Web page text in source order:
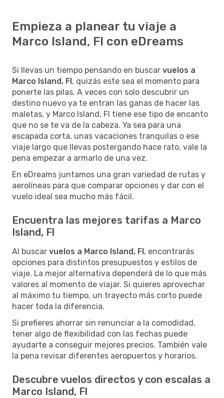
Empieza a planear tu viaje a
Marco Island, Fl con eDreams
Si llevas un tiempo pensando en buscar vuelos a
Marco Island, Fl, quizás este sea el momento para
ponerte las pilas. A veces con solo descubrir un
destino nuevo ya te entran las ganas de hacer las
maletas, y Marco Island, Fl tiene ese tipo de encanto
que no se te va de la cabeza. Ya sea para una
escapada corta, unas vacaciones tranquilas o ese
viaje largo que llevas postergando hace rato, vale la
pena empezar a armarlo de una vez.
En eDreams juntamos una gran variedad de rutas y
aerolíneas para que comparar opciones y dar con el
vuelo ideal sea mucho más fácil.
Encuentra las mejores tarifas a Marco
Island, Fl
Al buscar vuelos a Marco Island, Fl, encontrarás
opciones para distintos presupuestos y estilos de
viaje. La mejor alternativa dependerá de lo que más
valores al momento de viajar. Si quieres aprovechar
al máximo tu tiempo, un trayecto más corto puede
hacer toda la diferencia.
Si prefieres ahorrar sin renunciar a la comodidad,
tener algo de flexibilidad con las fechas puede
ayudarte a conseguir mejores precios. También vale
la pena revisar diferentes aeropuertos y horarios.
Descubre vuelos directos y con escalas a
Marco Island, Fl